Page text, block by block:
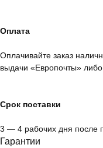
Оплата
Оплачивайте заказ
выдачи «Европочты» либо
Срок поставки
3 — 4 рабочих дня после
Гарантии